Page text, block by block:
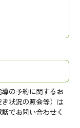
の予約に関するお
状況の照会等）は
でお問い合わせく